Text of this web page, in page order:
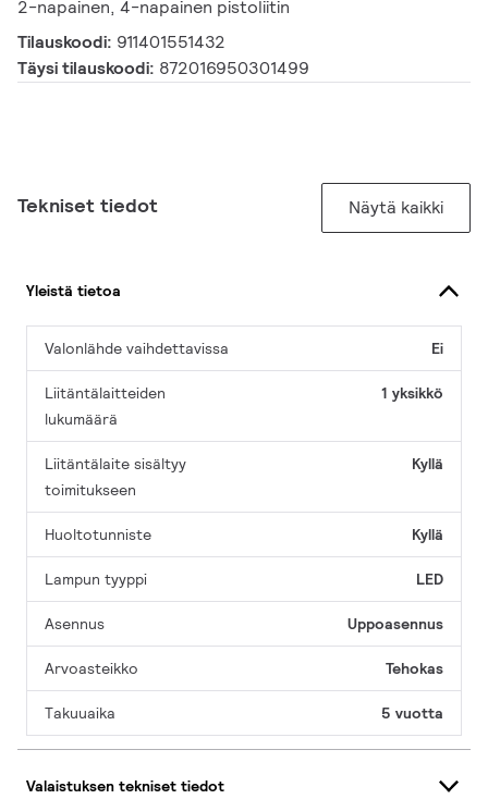
2-napainen, 4-napainen pistoliitin
Tilauskoodi: 911401551432
Täysi tilauskoodi: 872016950301499
Tekniset tiedot Näytä kaikki
Yleistä tietoa
Valonlähde vaihdettavissa Ei
Liitäntälaitteiden
lukumäärä
1 yksikkö
Liitäntälaite sisältyy
toimitukseen
Kyllä
Huoltotunniste Kyllä
Lampun tyyppi LED
Asennus Uppoasennus
Arvoasteikko Tehokas
Takuuaika 5 vuotta
Valaistuksen tekniset tiedot